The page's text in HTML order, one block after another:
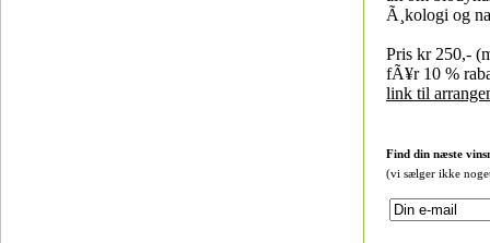
Ã¸kologi og
Pris kr 250,-
fÃ¥r 10 %
link til
Find din næste
(vi sælger ikke